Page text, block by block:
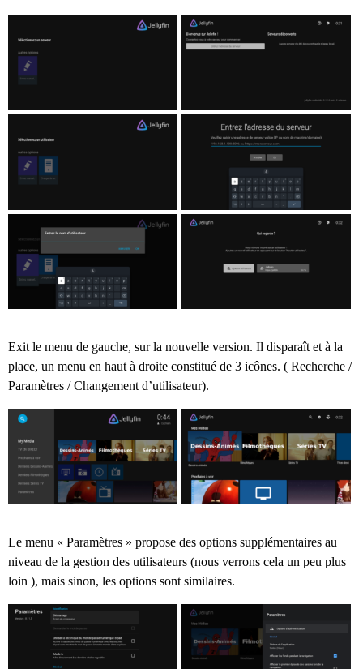
Exit le menu de gauche, sur la nouvelle version. Il disparaît et à la
place, un menu en haut à droite constitué de 3 icônes. ( Recherche /
Paramètres / Changement d’utilisateur).
Le menu « Paramètres » propose des options supplémentaires au
niveau de la gestion des utilisateurs (nous verrons cela un peu plus
loin ), mais sinon, les options sont similaires.